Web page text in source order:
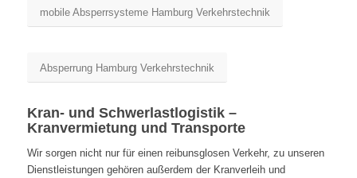
mobile Absperrsysteme Hamburg Verkehrstechnik
Absperrung Hamburg Verkehrstechnik
Kran- und Schwerlastlogistik –
Kranvermietung und Transporte
Wir sorgen nicht nur für einen reibunsglosen Verkehr, zu unseren
Dienstleistungen gehören außerdem der Kranverleih und